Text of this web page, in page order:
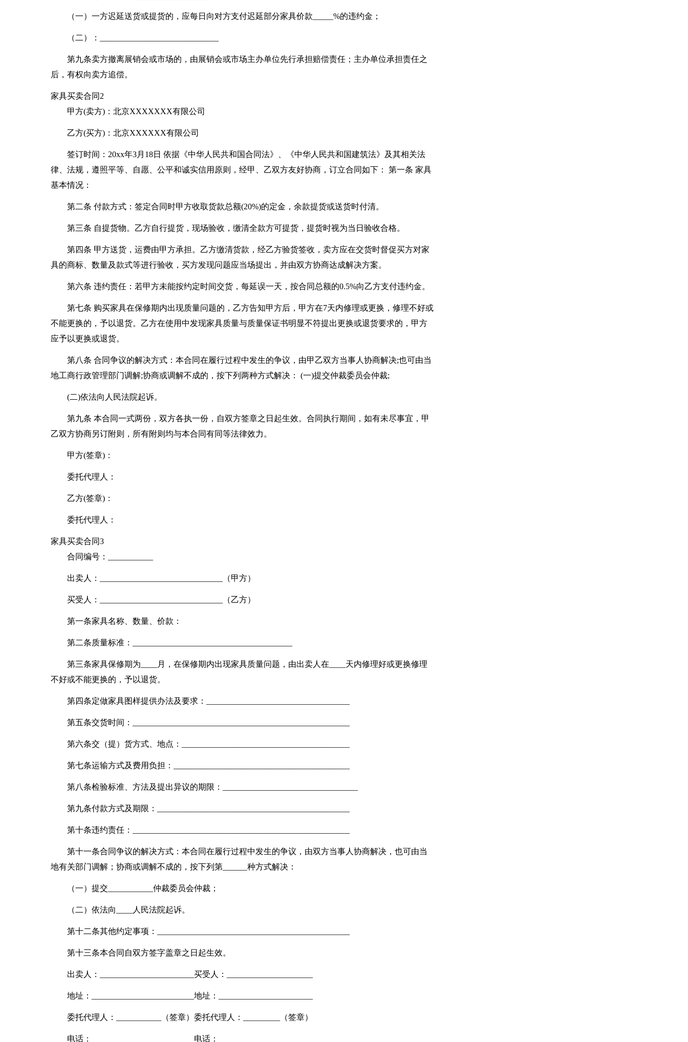
（一）一方迟延送货或提货的，应每日向对方支付迟延部分家具价款_____%的违约金；
（二）：_____________________________
第九条卖方撤离展销会或市场的，由展销会或市场主办单位先行承担赔偿责任；主办单位承担责任之
后，有权向卖方追偿。
家具买卖合同2
甲方(卖方)：北京XXXXXXX有限公司
乙方(买方)：北京XXXXXX有限公司
签订时间：20xx年3月18日 依据《中华人民共和国合同法》、《中华人民共和国建筑法》及其相关法
律、法规，遵照平等、自愿、公平和诚实信用原则，经甲、乙双方友好协商，订立合同如下： 第一条 家具
基本情况：
第二条 付款方式：签定合同时甲方收取货款总额(20%)的定金，余款提货或送货时付清。
第三条 自提货物。乙方自行提货，现场验收，缴清全款方可提货，提货时视为当日验收合格。
第四条 甲方送货，运费由甲方承担。乙方缴清货款，经乙方验货签收，卖方应在交货时督促买方对家
具的商标、数量及款式等进行验收，买方发现问题应当场提出，并由双方协商达成解决方案。
第六条 违约责任：若甲方未能按约定时间交货，每延误一天，按合同总额的0.5%向乙方支付违约金。
第七条 购买家具在保修期内出现质量问题的，乙方告知甲方后，甲方在7天内修理或更换，修理不好或
不能更换的，予以退货。乙方在使用中发现家具质量与质量保证书明显不符提出更换或退货要求的，甲方
应予以更换或退货。
第八条 合同争议的解决方式：本合同在履行过程中发生的争议，由甲乙双方当事人协商解决;也可由当
地工商行政管理部门调解;协商或调解不成的，按下列两种方式解决： (一)提交仲裁委员会仲裁;
(二)依法向人民法院起诉。
第九条 本合同一式两份，双方各执一份，自双方签章之日起生效。合同执行期间，如有未尽事宜，甲
乙双方协商另订附则，所有附则均与本合同有同等法律效力。
甲方(签章)：
委托代理人：
乙方(签章)：
委托代理人：
家具买卖合同3
合同编号：___________
出卖人：______________________________（甲方）
买受人：______________________________（乙方）
第一条家具名称、数量、价款：
第二条质量标准：_______________________________________
第三条家具保修期为____月，在保修期内出现家具质量问题，由出卖人在____天内修理好或更换修理
不好或不能更换的，予以退货。
第四条定做家具图样提供办法及要求：___________________________________
第五条交货时间：_____________________________________________________
第六条交（提）货方式、地点：_________________________________________
第七条运输方式及费用负担：___________________________________________
第八条检验标准、方法及提出异议的期限：_________________________________
第九条付款方式及期限：_______________________________________________
第十条违约责任：_____________________________________________________
第十一条合同争议的解决方式：本合同在履行过程中发生的争议，由双方当事人协商解决，也可由当
地有关部门调解；协商或调解不成的，按下列第______种方式解决：
（一）提交___________仲裁委员会仲裁；
（二）依法向____人民法院起诉。
第十二条其他约定事项：_______________________________________________
第十三条本合同自双方签字盖章之日起生效。
出卖人：_______________________买受人：_____________________
地址：_________________________地址：_______________________
委托代理人：___________（签章）委托代理人：_________（签章）
电话：_________________________电话：_______________________